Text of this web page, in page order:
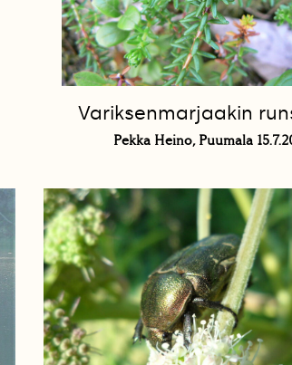
Variksenmarjaakin
Pekka Heino, Puumala